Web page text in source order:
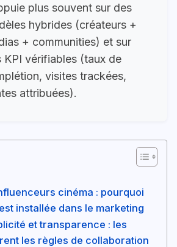
plus souvent sur des
hybrides (créateurs +
+ communities) et sur
KPI vérifiables (taux de
visites trackées,
attribuées).
cinéma : pourquoi
installée dans le marketing
et transparence : les
les règles de collaboration